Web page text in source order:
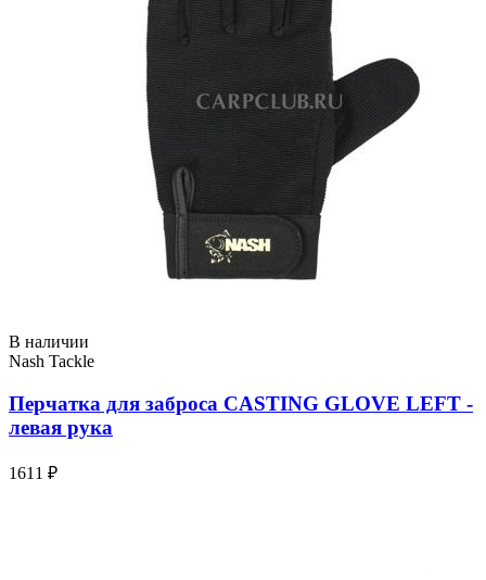
В наличии
Nash Tackle
Перчатка для заброса CASTING GLOVE LEFT -
левая рука
1611 ₽